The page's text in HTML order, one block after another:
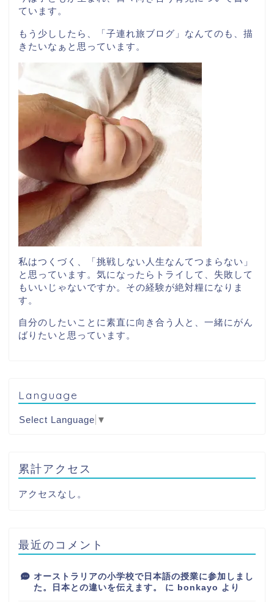
ています。
もう少ししたら、「子連れ旅ブログ」なんてのも、描
きたいなぁと思っています。
私はつくづく、「挑戦しない人生なんてつまらない」
と思っています。気になったらトライして、失敗して
もいいじゃないですか。その経験が絶対糧になりま
す。
自分のしたいことに素直に向き合う人と、一緒にがん
ばりたいと思っています。
Language
Select Language ▼
累計アクセス
アクセスなし。
最近のコメント
オーストラリアの小学校で日本語の授業に参加しまし
た。日本との違いを伝えます。
に bonkayo より